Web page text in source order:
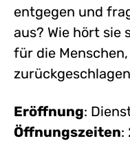
entgegen und
aus? Wie hört sie
für die
Eröffnung:
Öffnungszeiten: